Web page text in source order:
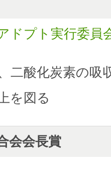
ドプト実行委員
二酸化炭素の吸
を図る
会会長賞